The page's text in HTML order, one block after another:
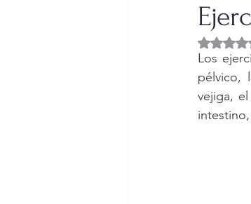
Los
pélvico,
vejiga,